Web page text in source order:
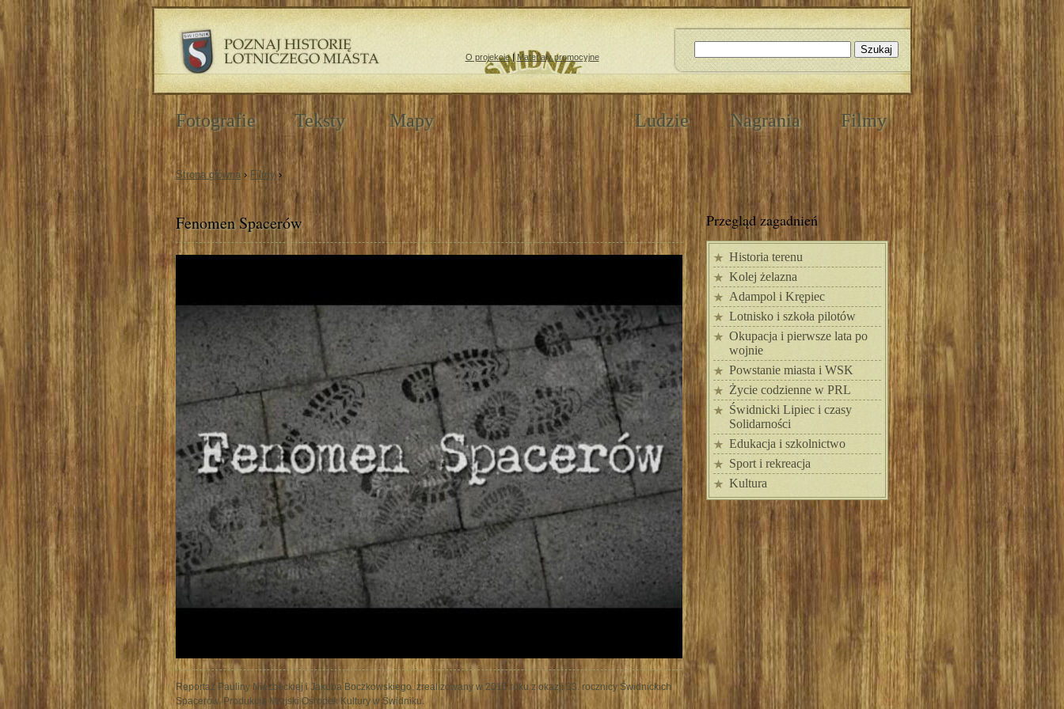
Strona główna › Filmy ›
Fenomen Spacerów
Reportaż Pauliny Niezbeckiej i Jakuba Boczkowskiego, zrealizowany w 2015 roku z okazji 33. rocznicy Świdnickich
Spacerów. Produkcja Miejski Ośrodek Kultury w Świdniku.
Fotografie Teksty Mapy Ludzie Nagrania Filmy
Przegląd zagadnień
Historia terenu
Kolej żelazna
Adampol i Krępiec
Lotnisko i szkoła pilotów
Okupacja i pierwsze lata po
wojnie
Powstanie miasta i WSK
Życie codzienne w PRL
Świdnicki Lipiec i czasy
Solidarności
Edukacja i szkolnictwo
Sport i rekreacja
Kultura
O projekcie|Materiały promocyjne